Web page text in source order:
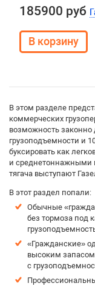
185900 руб
В этом разделе
коммерческих
возможность законно
грузоподъемности и
буксировать как
и среднетоннажными
тягача выступают
В этот раздел попали:
Обычные
без тормоза под
«Гражданские»
высоким запасом
с